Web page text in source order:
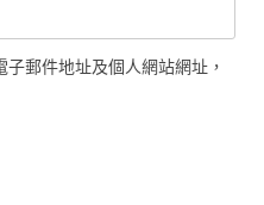
郵件地址及個人網站網址，